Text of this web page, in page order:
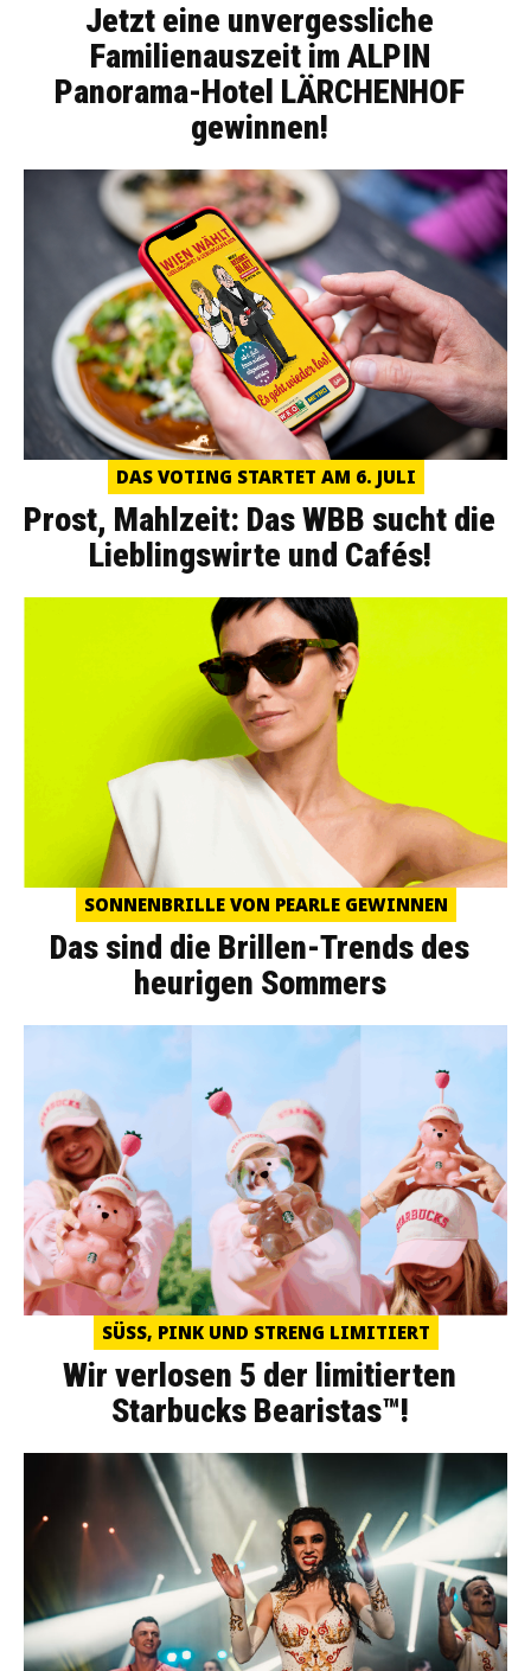
Jetzt eine unvergessliche
Familienauszeit im ALPIN
Panorama-Hotel LÄRCHENHOF
gewinnen!
DAS VOTING STARTET AM 6. JULI
Prost, Mahlzeit: Das WBB sucht die
Lieblingswirte und Cafés!
SONNENBRILLE VON PEARLE GEWINNEN
Das sind die Brillen-Trends des
heurigen Sommers
SÜSS, PINK UND STRENG LIMITIERT
Wir verlosen 5 der limitierten
Starbucks Bearistas™!